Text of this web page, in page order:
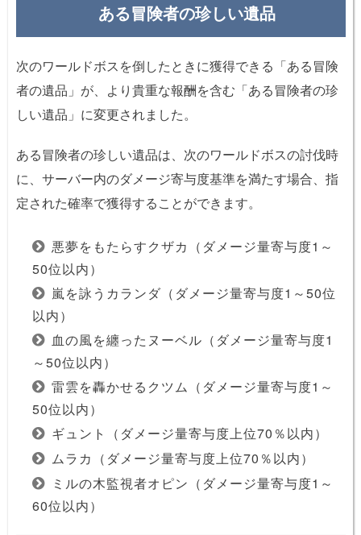
ある冒険者の珍しい遺品
次のワールドボスを倒したときに獲得できる「ある冒険
者の遺品」が、より貴重な報酬を含む「ある冒険者の珍
しい遺品」に変更されました。
ある冒険者の珍しい遺品は、次のワールドボスの討伐時
に、サーバー内のダメージ寄与度基準を満たす場合、指
定された確率で獲得することができます。
悪夢をもたらすクザカ（ダメージ量寄与度1～
50位以内）
嵐を詠うカランダ（ダメージ量寄与度1～50位
以内）
血の風を纏ったヌーベル（ダメージ量寄与度1
～50位以内）
雷雲を轟かせるクツム（ダメージ量寄与度1～
50位以内）
ギュント（ダメージ量寄与度上位70％以内）
ムラカ（ダメージ量寄与度上位70％以内）
ミルの木監視者オピン（ダメージ量寄与度1～
60位以内）